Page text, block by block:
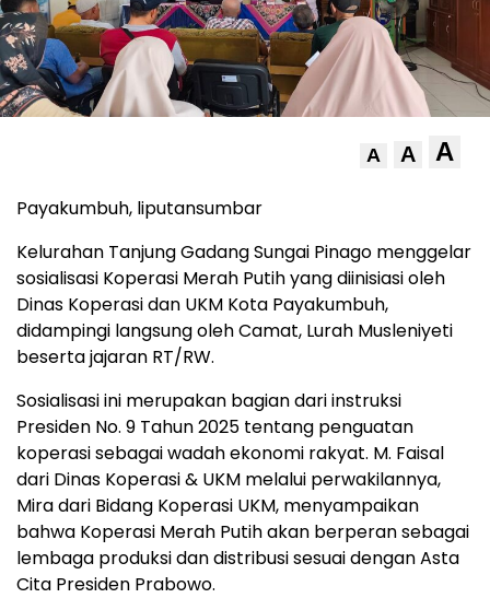
A A A
Payakumbuh, liputansumbar
Kelurahan Tanjung Gadang Sungai Pinago menggelar
sosialisasi Koperasi Merah Putih yang diinisiasi oleh
Dinas Koperasi dan UKM Kota Payakumbuh,
didampingi langsung oleh Camat, Lurah Musleniyeti
beserta jajaran RT/RW.
Sosialisasi ini merupakan bagian dari instruksi
Presiden No. 9 Tahun 2025 tentang penguatan
koperasi sebagai wadah ekonomi rakyat. M. Faisal
dari Dinas Koperasi & UKM melalui perwakilannya,
Mira dari Bidang Koperasi UKM, menyampaikan
bahwa Koperasi Merah Putih akan berperan sebagai
lembaga produksi dan distribusi sesuai dengan Asta
Cita Presiden Prabowo.